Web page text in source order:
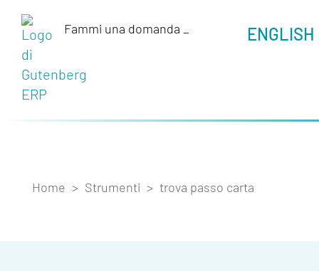
Fammi una domanda _ ENGLISH
Home > Strumenti > trova passo carta